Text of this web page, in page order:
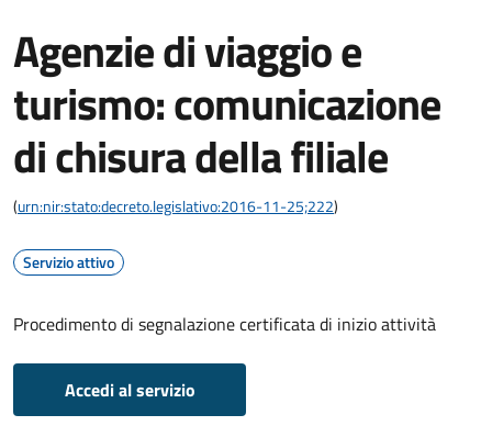
Agenzie di viaggio e
turismo: comunicazione
di chisura della filiale
(urn:nir:stato:decreto.legislativo:2016-11-25;222)
Servizio attivo
Procedimento di segnalazione certificata di inizio attività
Accedi al servizio